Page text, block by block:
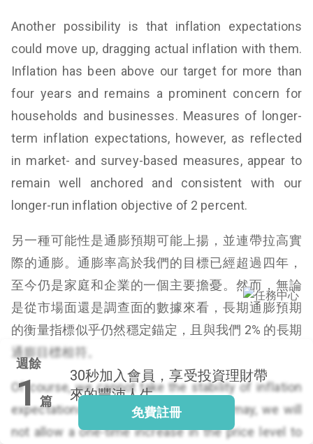
Another possibility is that inflation expectations
could move up, dragging actual inflation with them.
Inflation has been above our target for more than
four years and remains a prominent concern for
households and businesses. Measures of longer-
term inflation expectations, however, as reflected
in market- and survey-based measures, appear to
remain well anchored and consistent with our
longer-run inflation objective of 2 percent.
另一種可能性是通膨預期可能上揚，並連帶拉高實
際的通膨。通膨率高於我們的目標已經超過四年，
至今仍是家庭和企業的一個主要擔憂。然而，無論
是從市場面還是調查面的數據來看，長期通膨預期
的衡量指標似乎仍然穩定錨定，且與我們 2% 的長期
通膨目標相符。
Of course, we cannot take the stability of inflation
expectations for granted. Come what may, we will
not allow a one-time increase in the price level to
週餘
1篇
30秒加入會員，享受投資理財帶
來的豐沛人生
免費註冊
獎勵
任一文章
出國就缺這咖？股
感會員免費帶回
家！
更多任務